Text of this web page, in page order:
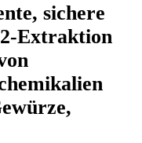
sichere
Extraktion